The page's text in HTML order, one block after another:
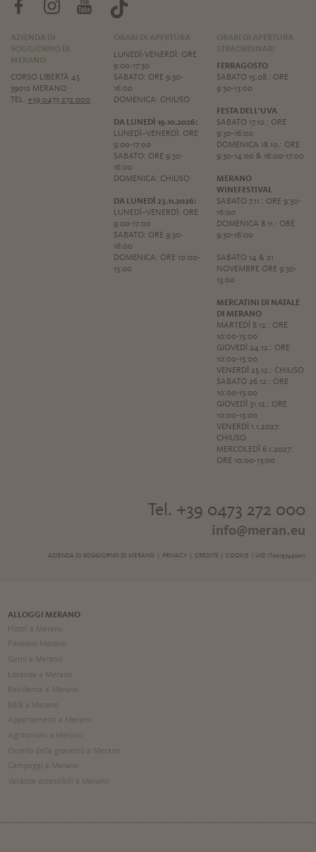
AZIENDA DI
SOGGIORNO DI
MERANO
CORSO LIBERTÀ 45
39012 MERANO
TEL.+39 0473 272 000
ORARI DI APERTURA
LUNEDÌ-VENERDÌ: ORE
9:00-17:30
SABATO: ORE 9:30-
16:00
DOMENICA: CHIUSO
DA LUNEDÌ 19.10.2026:
LUNEDÌ–VENERDÌ: ORE
9:00-17:00
SABATO: ORE 9:30-
16:00
DOMENICA: CHIUSO
DA LUNEDÌ 23.11.2026:
LUNEDÌ–VENERDÌ: ORE
9:00-17:00
SABATO: ORE 9:30-
16:00
DOMENICA: ORE 10:00-
13:00
ORARI DI APERTURA
STRAORDINARI
FERRAGOSTO
SABATO 15.08.: ORE
9:30-13:00
FESTA DELL'UVA
SABATO 17.10.: ORE
9:30-16:00
DOMENICA 18.10.: ORE
9:30-14:00 & 16:00-17:00
MERANO
WINEFESTIVAL
SABATO 7.11.: ORE 9:30-
16:00
DOMENICA 8.11.: ORE
9:30-16:00
SABATO 14 & 21
NOVEMBRE ORE 9:30-
13:00
MERCATINI DI NATALE
DI MERANO
MARTEDÌ 8.12.: ORE
10:00-13:00
GIOVEDÌ 24.12.: ORE
10:00-13:00
VENERDÌ 25.12.: CHIUSO
SABATO 26.12.: ORE
10:00-13:00
GIOVEDÌ 31.12.: ORE
10:00-13:00
VENERDÌ 1.1.2027:
CHIUSO
MERCOLEDÌ 6.1.2027:
ORE 10:00-13:00
Tel. +39 0473 272 000
info@meran.eu
AZIENDA DI SOGGIORNO DI MERANO | PRIVACY| CREDITS| COOKIE | UID IT00197440217
ALLOGGI MERANO
Hotel a Merano
Pensioni Merano
Garni a Merano
Locande a Merano
Residence a Merano
B&B a Merano
Appartamenti a Merano
Agriturismi a Merano
Ostello della gioventú a Merano
Campeggi a Merano
Vacanze accessibili a Merano